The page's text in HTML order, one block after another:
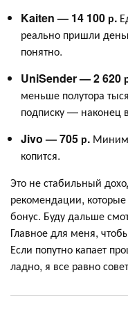
Kaiten — 14 100 р.
реально пришли
понятно.
UniSender — 2 620
меньше полутора
подписку — наконец
Jivo — 705 р.
копится.
Это не стабильный
рекомендации,
бонус. Буду дальше
Главное для меня,
Если попутно капает
ладно, я все равно